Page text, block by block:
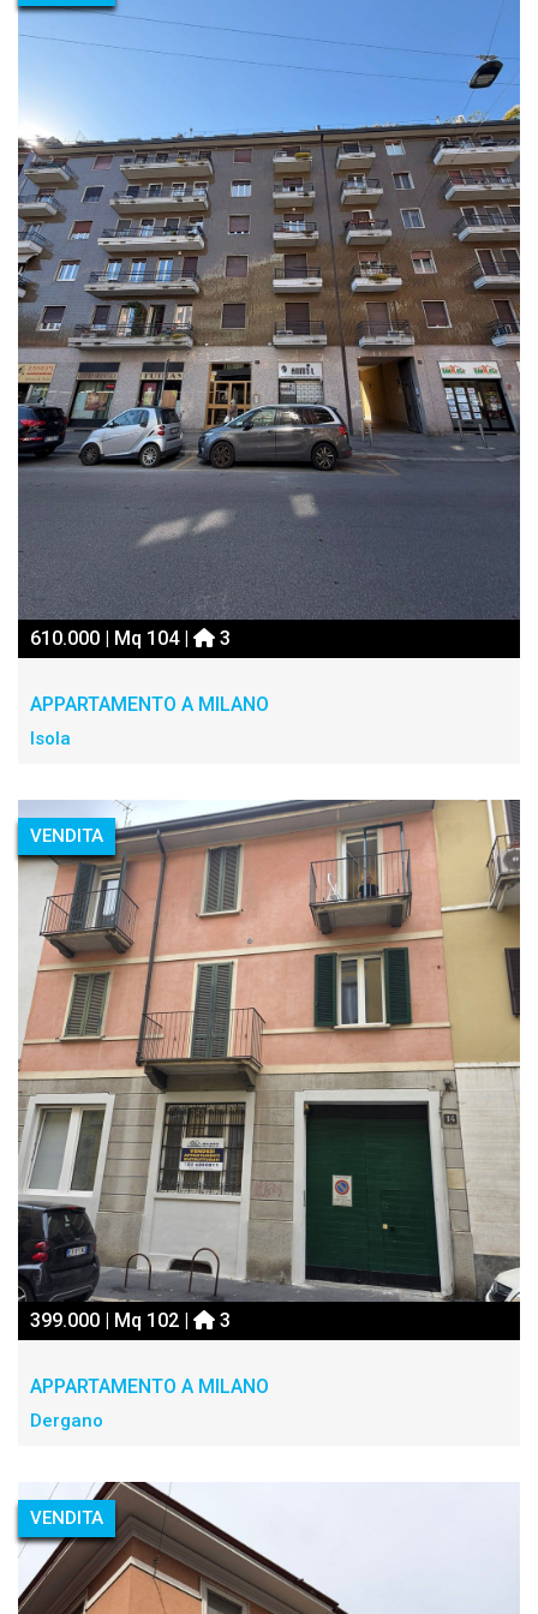
610.000 | Mq 104 | 3
APPARTAMENTO A MILANO
Isola
VENDITA
399.000 | Mq 102 | 3
APPARTAMENTO A MILANO
Dergano
VENDITA